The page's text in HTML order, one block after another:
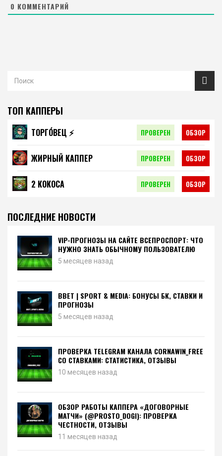
0 КОММЕНТАРИЙ
ТОП КАППЕРЫ
ТОРГО́ВЕЦ ⚡️ ПРОВЕРЕН ОБЗОР
ЖИРНЫЙ КАППЕР ПРОВЕРЕН ОБЗОР
2 КОКОСА ПРОВЕРЕН ОБЗОР
ПОСЛЕДНИЕ НОВОСТИ
VIP-ПРОГНОЗЫ НА САЙТЕ ВСЕПРОСПОРТ: ЧТО
НУЖНО ЗНАТЬ ОБЫЧНОМУ ПОЛЬЗОВАТЕЛЮ
5 месяцев назад
BBET | SPORT & MEDIA: БОНУСЫ БК, СТАВКИ И
ПРОГНОЗЫ
5 месяцев назад
ПРОВЕРКА TELEGRAM КАНАЛА CORNAWIN_FREE
СО СТАВКАМИ: СТАТИСТИКА, ОТЗЫВЫ
10 месяцев назад
ОБЗОР РАБОТЫ КАППЕРА «ДОГОВОРНЫЕ
МАТЧИ» (@PROSTO_DOGI): ПРОВЕРКА
ЧЕСТНОСТИ, ОТЗЫВЫ
11 месяцев назад